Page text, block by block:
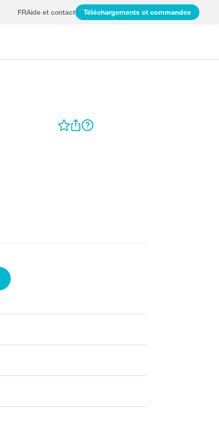
FRAide et contact Téléchargements et commandes